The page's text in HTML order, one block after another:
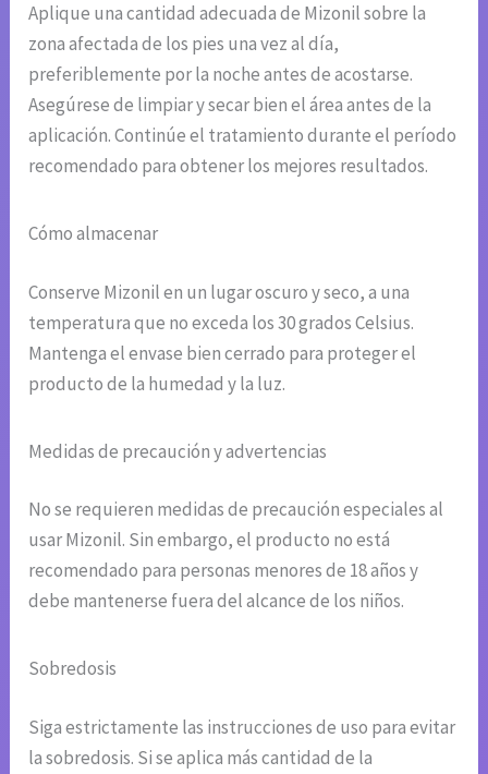
Aplique una cantidad adecuada de Mizonil sobre la
zona afectada de los pies una vez al día,
preferiblemente por la noche antes de acostarse.
Asegúrese de limpiar y secar bien el área antes de la
aplicación. Continúe el tratamiento durante el período
recomendado para obtener los mejores resultados.
Cómo almacenar
Conserve Mizonil en un lugar oscuro y seco, a una
temperatura que no exceda los 30 grados Celsius.
Mantenga el envase bien cerrado para proteger el
producto de la humedad y la luz.
Medidas de precaución y advertencias
No se requieren medidas de precaución especiales al
usar Mizonil. Sin embargo, el producto no está
recomendado para personas menores de 18 años y
debe mantenerse fuera del alcance de los niños.
Sobredosis
Siga estrictamente las instrucciones de uso para evitar
la sobredosis. Si se aplica más cantidad de la